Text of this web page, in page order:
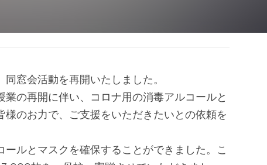
窓会活動を再開いたしました。
の再開に伴い、コロナ用の消毒アルコールと
様のお力で、ご支援をいただきたいとの依頼を
ルとマスクを確保することができました。こ